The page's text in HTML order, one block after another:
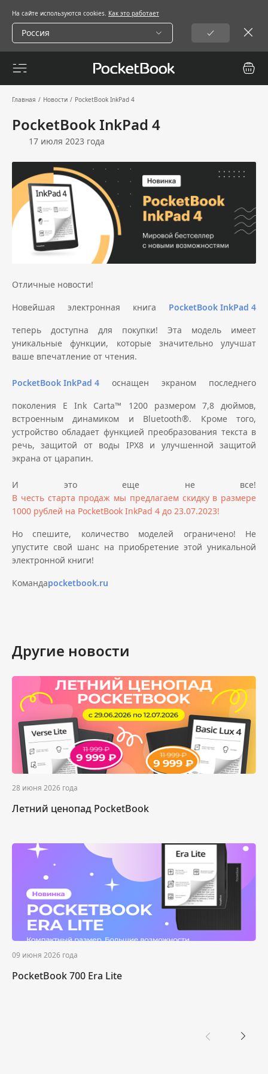
На сайте используются cookies. Как это работает
Россия
Главная / Новости / PocketBook InkPad 4
PocketBook InkPad 4
17 июля 2023 года
Отличные новости!
Новейшая электронная книга PocketBook InkPad 4
теперь доступна для покупки! Эта модель имеет
уникальные функции, которые значительно улучшат
ваше впечатление от чтения.
PocketBook InkPad 4 оснащен экраном последнего
поколения E Ink Carta™ 1200 размером 7,8 дюймов,
встроенным динамиком и Bluetooth®. Кроме того,
устройство обладает функцией преобразования текста в
речь, защитой от воды IPX8 и улучшенной защитой
экрана от царапин.
И это еще не все!
В честь старта продаж мы предлагаем скидку в размере
1000 рублей на PocketBook InkPad 4 до 23.07.2023!
Но спешите, количество моделей ограничено! Не
упустите свой шанс на приобретение этой уникальной
электронной книги!
Командаpocketbook.ru
Другие новости
28 июня 2026 года
Летний ценопад PocketBook
09 июня 2026 года
PocketBook 700 Era Lite